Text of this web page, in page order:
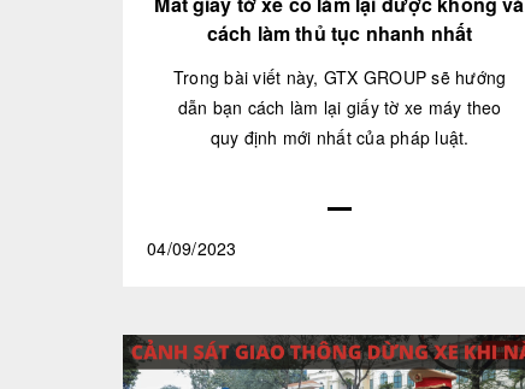
cách làm thủ tục nhanh nhất
Trong bài viết này, GTX GROUP sẽ hướng
dẫn bạn cách làm lại giấy tờ xe máy theo
quy định mới nhất của pháp luật.
04/09/2023